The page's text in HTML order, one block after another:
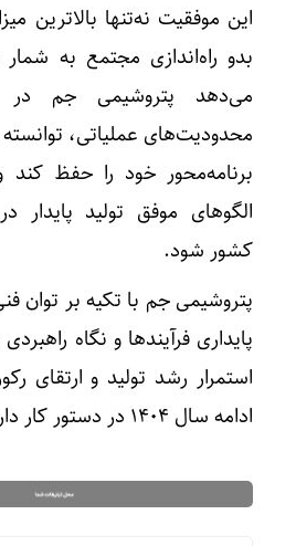
این موفقیت نه‌تنها بالاترین
بدو راه‌اندازی مجتمع به
می‌دهد پتروشیمی جم در
محدودیت‌های عملیاتی،
برنامه‌محور خود را حفظ کند
الگوهای موفق تولید
کشور شود.
پتروشیمی جم با تکیه بر توان
پایداری فرآیندها و نگاه
استمرار رشد تولید و ارتقای
ادامه سال ۱۴۰۴ در دستور کار دارد.